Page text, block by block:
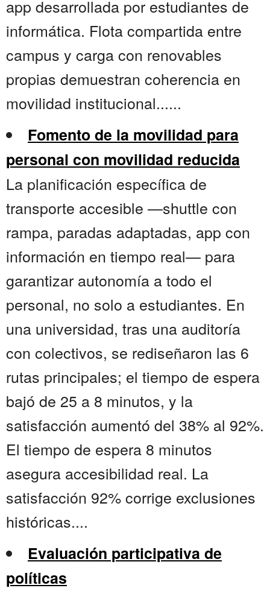
app desarrollada por estudiantes de
informática. Flota compartida entre
campus y carga con renovables
propias demuestran coherencia en
movilidad institucional......
Fomento de la movilidad para
personal con movilidad reducida
La planificación específica de
transporte accesible —shuttle con
rampa, paradas adaptadas, app con
información en tiempo real— para
garantizar autonomía a todo el
personal, no solo a estudiantes. En
una universidad, tras una auditoría
con colectivos, se rediseñaron las 6
rutas principales; el tiempo de espera
bajó de 25 a 8 minutos, y la
satisfacción aumentó del 38% al 92%.
El tiempo de espera 8 minutos
asegura accesibilidad real. La
satisfacción 92% corrige exclusiones
históricas....
Evaluación participativa de
políticas